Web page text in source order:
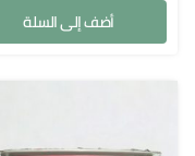
أضف إلى السلة